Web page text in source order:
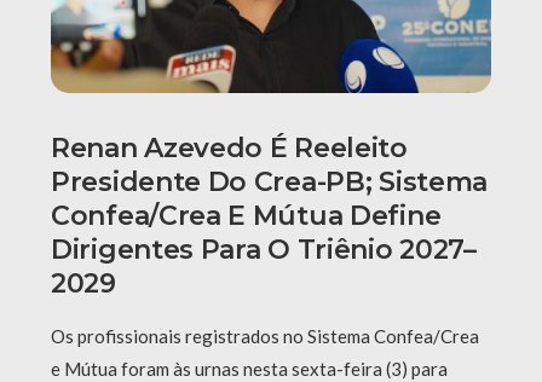
Renan Azevedo É Reeleito
Presidente Do Crea-PB; Sistema
Confea/Crea E Mútua Define
Dirigentes Para O Triênio 2027–
2029
Os profissionais registrados no Sistema Confea/Crea
e Mútua foram às urnas nesta sexta-feira (3) para